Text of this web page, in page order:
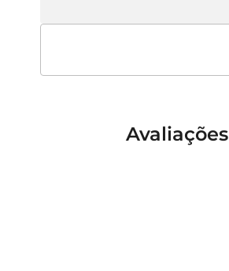
Avaliações